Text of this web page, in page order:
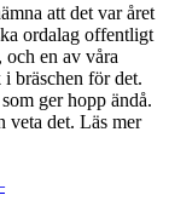
att det var året
ordalag offentligt
en av våra
bräschen för det.
ger hopp ändå.
veta det. Läs mer